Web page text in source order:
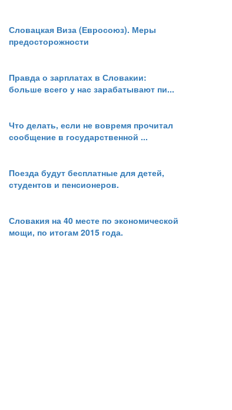
Словацкая Виза (Евросоюз). Меры
предосторожности
Правда о зарплатах в Словакии:
больше всего у нас зарабатывают пи...
Что делать, если не вовремя прочитал
сообщение в государственной ...
Поезда будут бесплатные для детей,
студентов и пенсионеров.
Словакия на 40 месте по экономической
мощи, по итогам 2015 года.